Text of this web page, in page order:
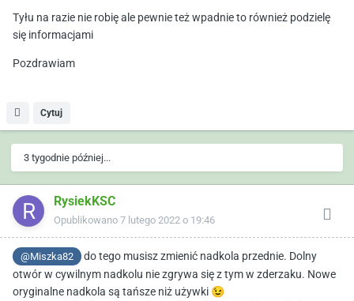
Tyłu na razie nie robię ale pewnie też wpadnie to również podzielę
się informacjami
Pozdrawiam
Cytuj
3 tygodnie później...
RysiekKSC
Opublikowano 7 lutego 2022 o 19:46
@Miszka82
do tego musisz zmienić nadkola przednie. Dolny
otwór w cywilnym nadkolu nie zgrywa się z tym w zderzaku. Nowe
oryginalne nadkola są tańsze niż używki 😉